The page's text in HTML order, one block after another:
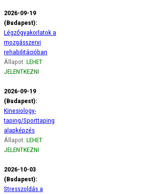
2026-09-19
(Budapest):
Légzőgyakorlatok a
mozgásszervi
rehabilitációban
Állapot: LEHET
JELENTKEZNI
2026-09-19
(Budapest):
Kinesiology-
taping/Sporttaping
alapképzés
Állapot: LEHET
JELENTKEZNI
2026-10-03
(Budapest):
Stresszoldás a